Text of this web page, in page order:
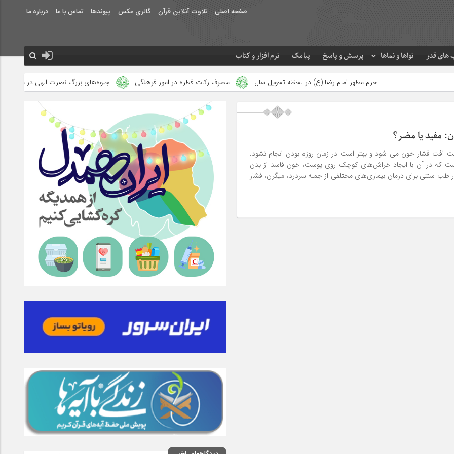
صفحه اصلی تلاوت آنلاین قرآن گالری عکس پیوندها تماس با ما درباره ما
قدر نواها و نماها پرسش و پاسخ پیامک نرم افزار و کتاب
حرم مطهر امام رضا (ع) در لحظه تحویل سال مصرف زکات فطره در امور فرهنگی جلوه‌های بزرگ نصرت الهی در ماه مبارک رمضان دیده شد
مفید یا مضر؟
افت فشار خون می شود و بهتر است در زمان روزه بودن انجام نشود.
که در آن با ایجاد خراش‌های کوچک روی پوست، خون فاسد از بدن
سنتی برای درمان بیماری‌های مختلفی از جمله سردرد، میگرن، فشار